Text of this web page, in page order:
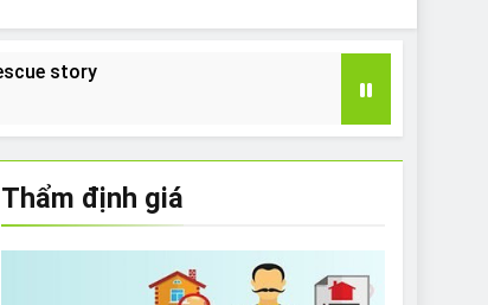
story
Bulldogs Can (and can’t) Eat
Thẩm định giá